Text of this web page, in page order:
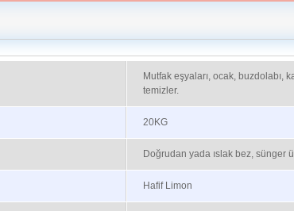
Mutfak eşyaları, ocak, buzdolabı,
temizler.
20KG
Doğrudan yada ıslak bez, sünger
Hafif Limon